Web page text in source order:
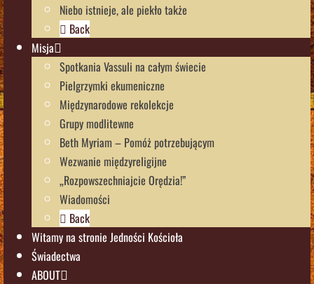
Niebo istnieje, ale piekło także
Back
Misja
Spotkania Vassuli na całym świecie
Pielgrzymki ekumeniczne
Międzynarodowe rekolekcje
Grupy modlitewne
Beth Myriam – Pomóż potrzebującym
Wezwanie międzyreligijne
„Rozpowszechniajcie Orędzia!”
Wiadomości
Back
Witamy na stronie Jedności Kościoła
Świadectwa
ABOUT